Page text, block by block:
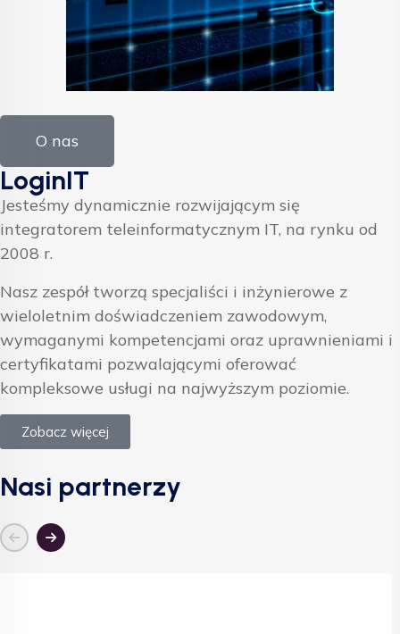
O nas
LoginIT
Jesteśmy dynamicznie rozwijającym się
integratorem teleinformatycznym IT, na rynku od
2008 r.
Nasz zespół tworzą specjaliści i inżynierowe z
wieloletnim doświadczeniem zawodowym,
wymaganymi kompetencjami oraz uprawnieniami i
certyfikatami pozwalającymi oferować
kompleksowe usługi na najwyższym poziomie.
Zobacz więcej
Nasi partnerzy